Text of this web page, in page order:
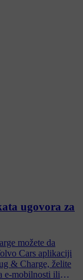
ugovora za
možete da
Cars aplikaciji
& Charge, želite
e-mobilnosti ili